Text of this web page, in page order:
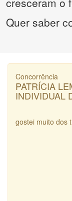
Quer saber
Concorrência
PATRÍCIA
INDIVIDUAL
gostei muito dos